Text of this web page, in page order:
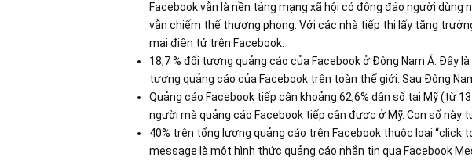
Facebook vẫn là nền tảng mạng xã hội có đông đảo người dùng
vẫn chiếm thế thượng phong. Với các nhà tiếp thị lấy tăng
mại điện tử trên Facebook.
18,7 % đối tượng quảng cáo của Facebook ở Đông Nam Á. Đây
tượng quảng cáo của Facebook trên toàn thế giới. Sau Đông
Quảng cáo Facebook tiếp cận khoảng 62,6% dân số tại Mỹ (từ
người mà quảng cáo Facebook tiếp cận được ở Mỹ. Con số này
40% trên tổng lượng quảng cáo trên Facebook thuộc loại “click
message là một hình thức quảng cáo nhắn tin qua Facebook